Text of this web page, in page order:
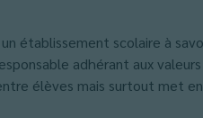
établissement scolaire à
adhérant aux
élèves mais surtout met